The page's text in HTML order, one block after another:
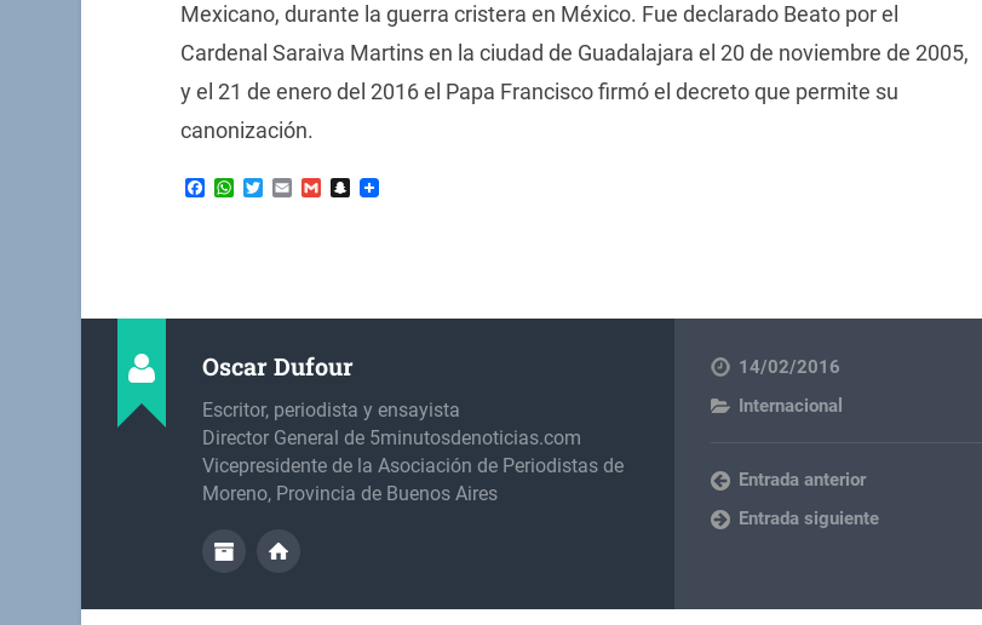
Mexicano, durante la guerra cristera en México. Fue declarado Beato por el
Cardenal Saraiva Martins en la ciudad de Guadalajara el 20 de noviembre de 2005,
y el 21 de enero del 2016 el Papa Francisco firmó el decreto que permite su
canonización.
Facebook
WhatsApp
Twitter
EmailGmailSnapchat
Oscar Dufour
Escritor, periodista y ensayista
Director General de 5minutosdenoticias.com
Vicepresidente de la Asociación de Periodistas de
Moreno, Provincia de Buenos Aires
14/02/2016
Internacional
Entrada anterior
Entrada siguiente